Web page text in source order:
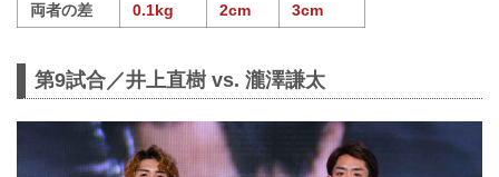
両者の差
0.1kg 2cm 3cm
第9試合／井上直樹 vs. 瀧澤謙太